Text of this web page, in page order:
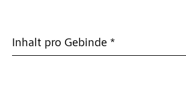
Inhalt pro Gebinde *